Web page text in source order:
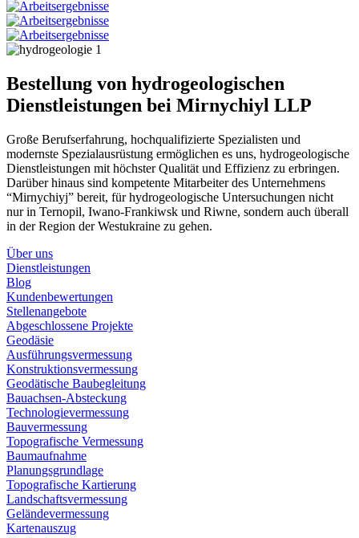
Bestellung von hydrogeologischen
Dienstleistungen bei Mirnychiyl LLP
Große Berufserfahrung, hochqualifizierte Spezialisten und
modernste Spezialausrüstung ermöglichen es uns, hydrogeologische
Dienstleistungen mit höchster Qualität und Effizienz zu erbringen.
Darüber hinaus sind kompetente Mitarbeiter des Unternehmens
“Mirnychiyj” bereit, für hydrogeologische Untersuchungen nicht
nur in Ternopil, Iwano-Frankiwsk und Riwne, sondern auch überall
in der Region der Westukraine zu gehen.
Über uns
Dienstleistungen
Blog
Kundenbewertungen
Stellenangebote
Abgeschlossene Projekte
Geodäsie
Ausführungsvermessung
Konstruktionsvermessung
Geodätische Baubegleitung
Bauachsen-Absteckung
Technologievermessung
Bauvermessung
Topografische Vermessung
Baumaufnahme
Planungsgrundlage
Topografische Kartierung
Landschaftsvermessung
Geländevermessung
Kartenauszug